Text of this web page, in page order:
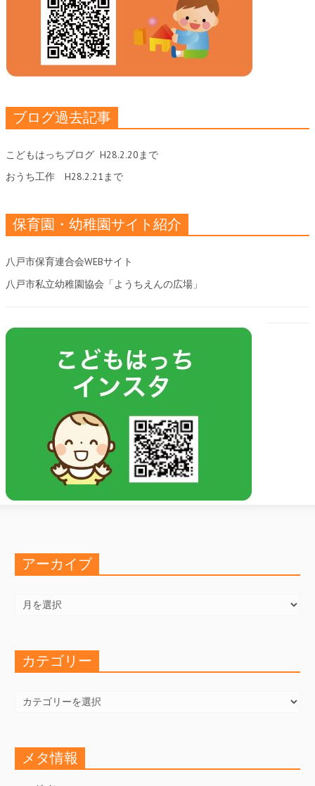
ブログ過去記事
こどもはっちブログ H28.2.20まで
おうち工作 H28.2.21まで
保育園・幼稚園サイト紹介
八戸市保育連合会WEBサイト
八戸市私立幼稚園協会「ようちえんの広場」
アーカイブ
カ
カテゴリー
ゴ
メタ情報